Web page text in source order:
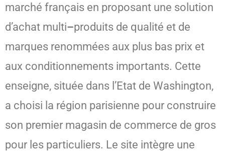
marché français en proposant une solution
d’achat multi–produits de qualité et de
marques renommées aux plus bas prix et
aux conditionnements importants. Cette
enseigne, située dans l’Etat de Washington,
a choisi la région parisienne pour construire
son premier magasin de commerce de gros
pour les particuliers. Le site intègre une